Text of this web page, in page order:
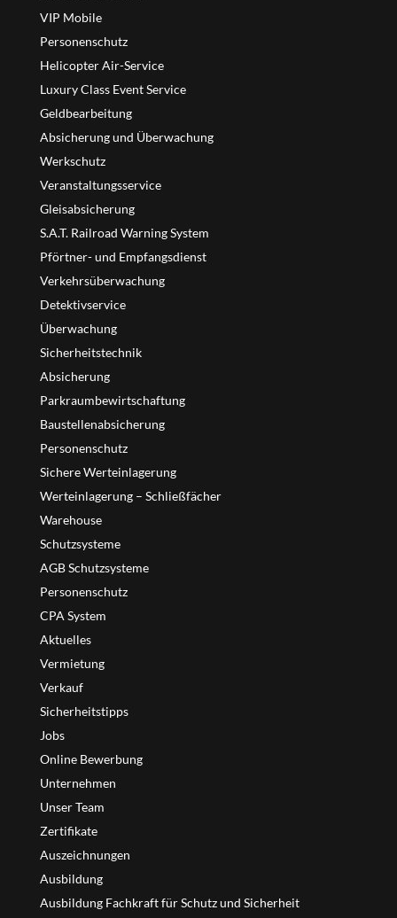
VIP Mobile
Personenschutz
Helicopter Air-Service
Luxury Class Event Service
Geldbearbeitung
Absicherung und Überwachung
Werkschutz
Veranstaltungsservice
Gleisabsicherung
S.A.T. Railroad Warning System
Pförtner- und Empfangsdienst
Verkehrsüberwachung
Detektivservice
Überwachung
Sicherheitstechnik
Absicherung
Parkraumbewirtschaftung
Baustellenabsicherung
Personenschutz
Sichere Werteinlagerung
Werteinlagerung – Schließfächer
Warehouse
Schutzsysteme
AGB Schutzsysteme
Personenschutz
CPA System
Aktuelles
Vermietung
Verkauf
Sicherheitstipps
Jobs
Online Bewerbung
Unternehmen
Unser Team
Zertifikate
Auszeichnungen
Ausbildung
Ausbildung Fachkraft für Schutz und Sicherheit